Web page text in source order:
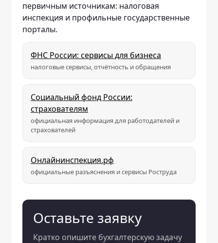
первичным источникам: налоговая
инспекция и профильные государственные
порталы.
ФНС России: сервисы для бизнеса
налоговые сервисы, отчётность и обращения
Социальный фонд России:
страхователям
официальная информация для работодателей и
страхователей
Онлайнинспекция.рф
официальные разъяснения и сервисы Роструда
Оставьте заявку
Кратко опишите бухгалтерскую задачу